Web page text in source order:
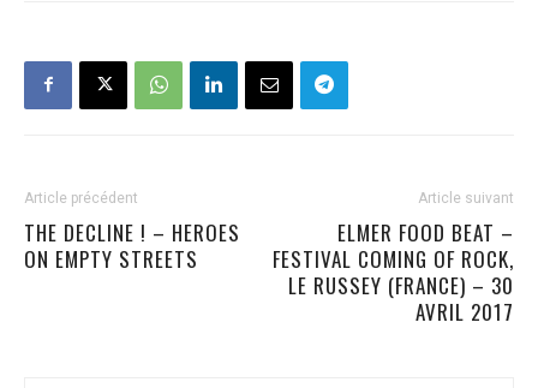
Article précédent
THE DECLINE ! – HEROES
ON EMPTY STREETS
Article suivant
ELMER FOOD BEAT –
FESTIVAL COMING OF ROCK,
LE RUSSEY (FRANCE) – 30
AVRIL 2017